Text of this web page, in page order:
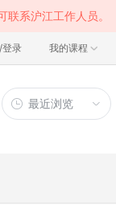
系沪江工作人员。
登录 我的课程
最近浏览